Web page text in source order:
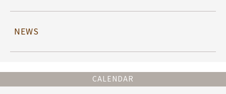
NEWS
CALENDAR